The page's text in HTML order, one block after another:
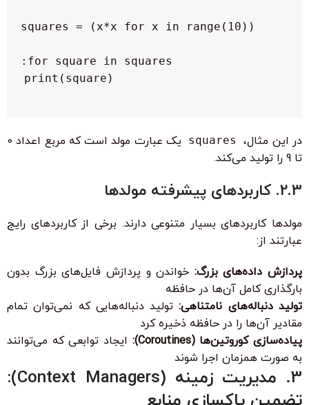
در این مثال، squares
یک عبارت مولد است که مربع اعداد 0
تا 9 را تولید می‌کند.
2.3. کاربردهای پیشرفته مولدها
مولدها کاربردهای بسیار متنوعی دارند. برخی از کاربردهای رایج
عبارتند از:
پردازش داده‌های بزرگ: خواندن و پردازش فایل‌های بزرگ بدون
بارگذاری کامل آن‌ها در حافظه
تولید دنباله‌های نامتناهی:تولید دنباله‌هایی که نمی‌توان تمام
مقادیر آن‌ها را در حافظه ذخیره کرد
پیاده‌سازی کوروتین‌ها (Coroutines):
ایجاد توابعی که می‌توانند
به صورت همزمان اجرا شوند
3. مدیریت زمینه (Context Managers):